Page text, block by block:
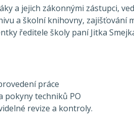
a jejich zákonnými zástupci,
a školní knihovny, zajišťování
ředitele školy paní Jitka
práce
pokyny techniků PO
revize a kontroly.